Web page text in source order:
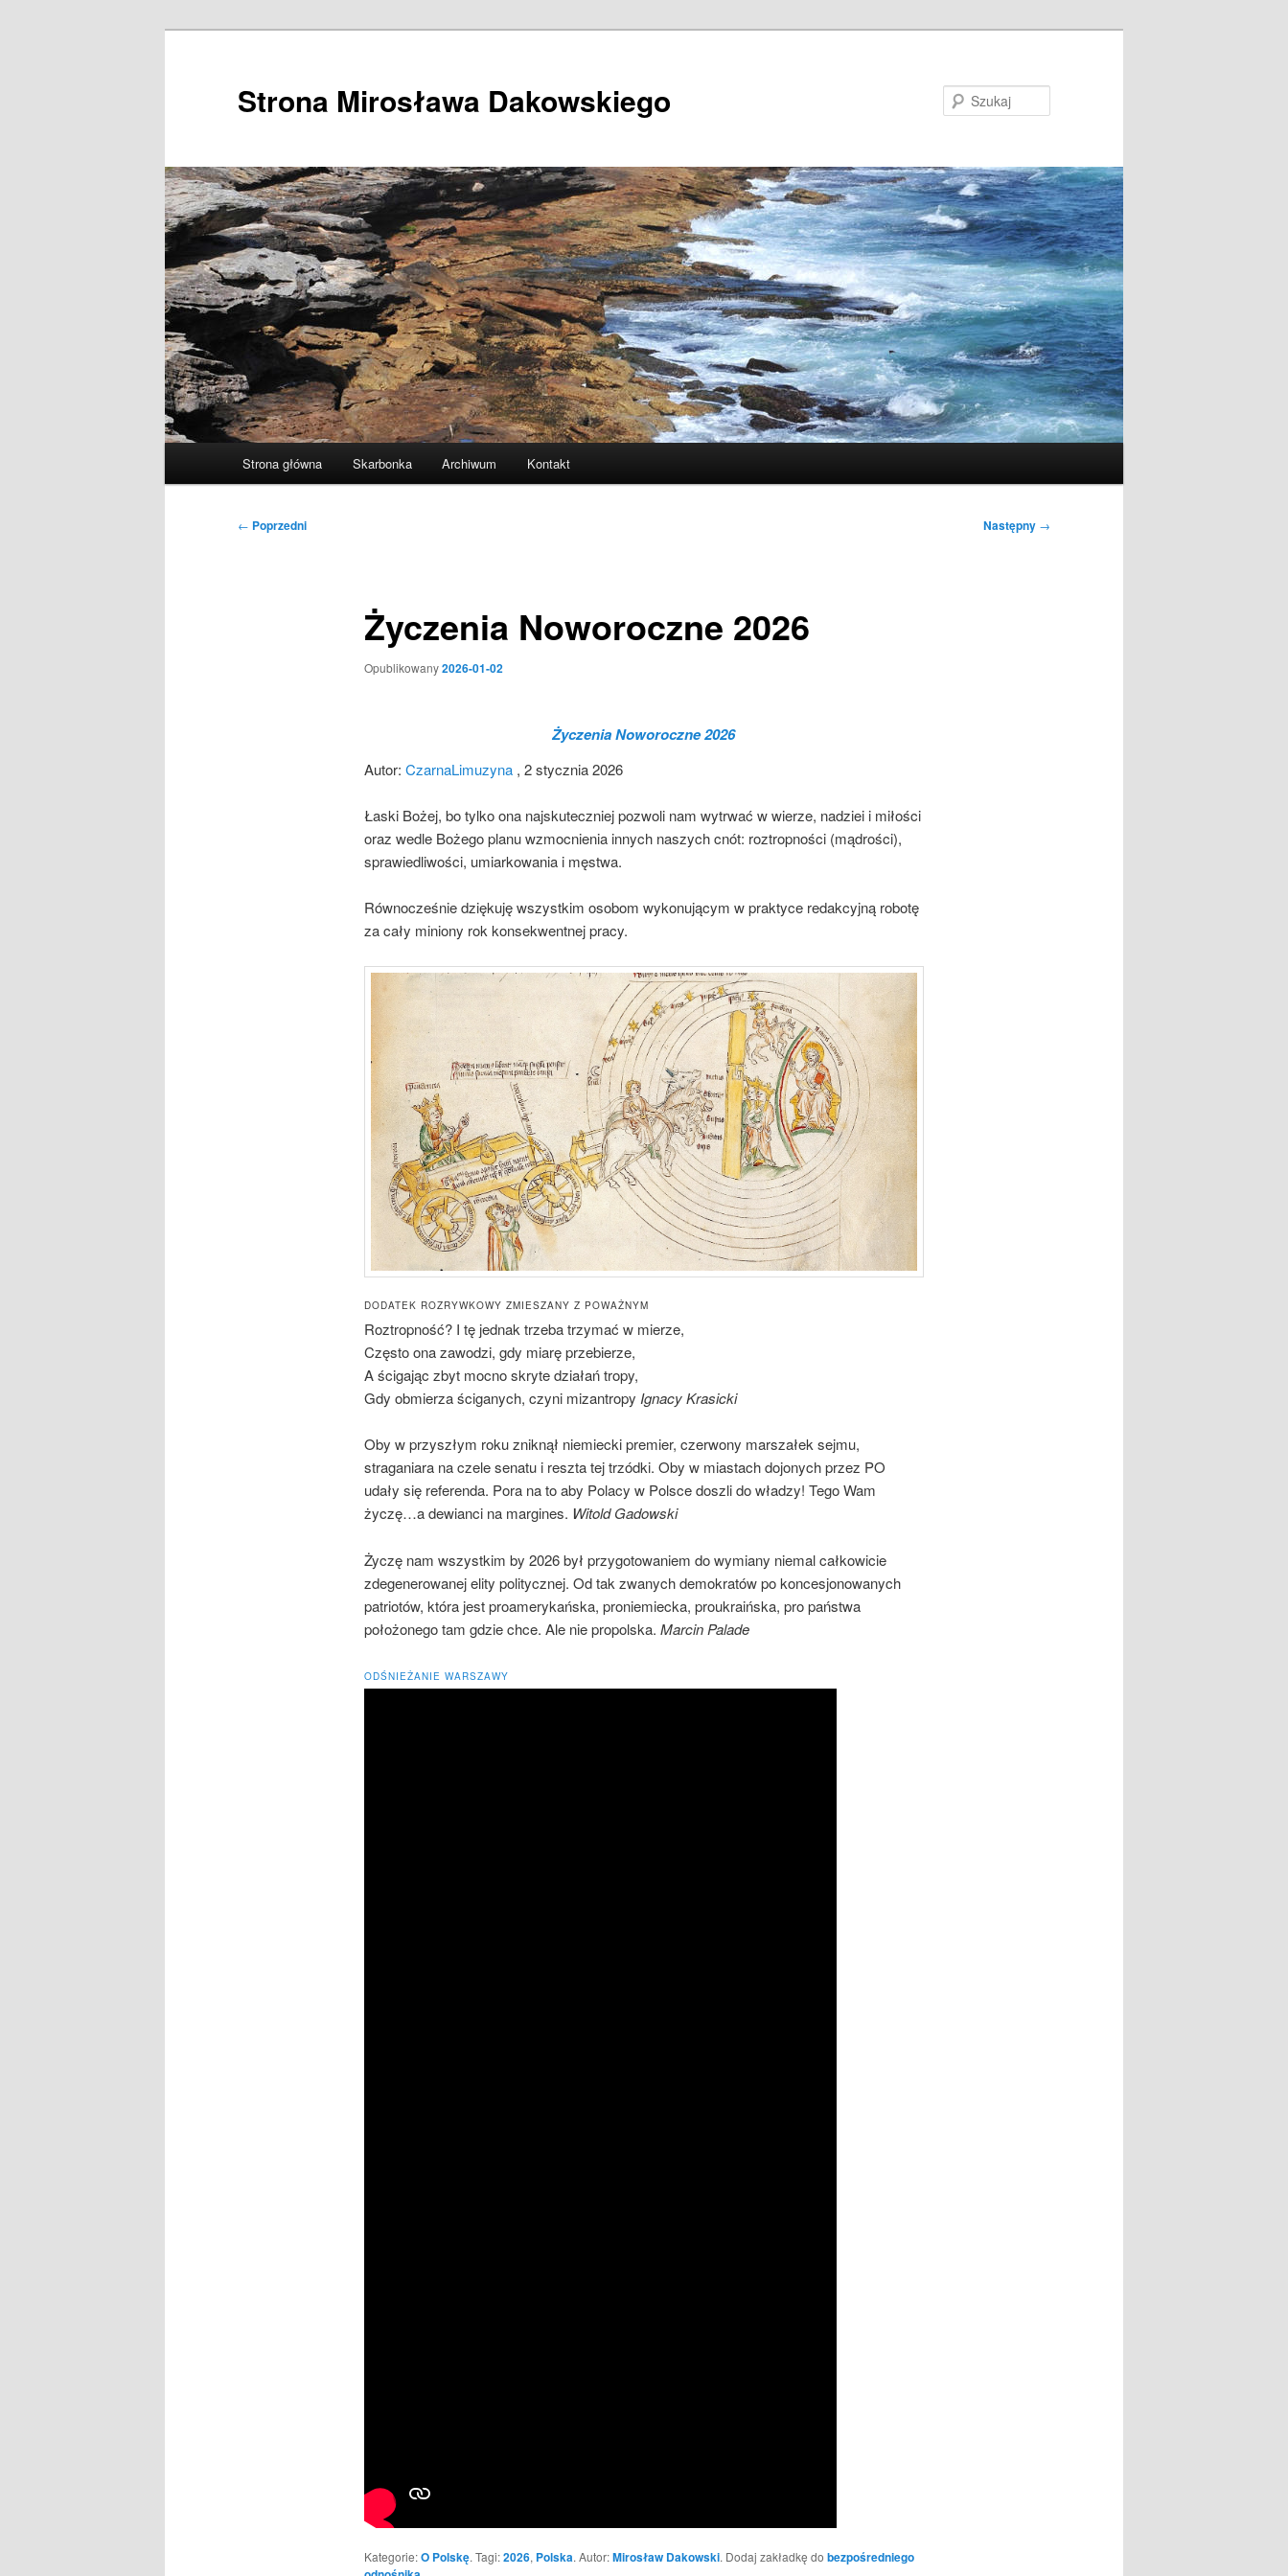
Strona Mirosława Dakowskiego
Strona główna Skarbonka Archiwum Kontakt
Nawigacja
← Poprzedni Następny →
Życzenia Noworoczne 2026
Opublikowany2026-01-02
Życzenia Noworoczne 2026
Autor: CzarnaLimuzyna, 2 stycznia 2026
Łaski Bożej, bo tylko ona najskuteczniej pozwoli nam wytrwać w wierze, nadziei i miłości
oraz wedle Bożego planu wzmocnienia innych naszych cnót: roztropności (mądrości),
sprawiedliwości, umiarkowania i męstwa.
Równocześnie dziękuję wszystkim osobom wykonującym w praktyce redakcyjną robotę
za cały miniony rok konsekwentnej pracy.
DODATEK ROZRYWKOWY ZMIESZANY Z POWAŻNYM
Roztropność? I tę jednak trzeba trzymać w mierze,
Często ona zawodzi, gdy miarę przebierze,
A ścigając zbyt mocno skryte działań tropy,
Gdy obmierza ściganych, czyni mizantropy Ignacy Krasicki
Oby w przyszłym roku zniknął niemiecki premier, czerwony marszałek sejmu,
straganiara na czele senatu i reszta tej trzódki. Oby w miastach dojonych przez PO
udały się referenda. Pora na to aby Polacy w Polsce doszli do władzy! Tego Wam
życzę…a dewianci na margines. Witold Gadowski
Życzę nam wszystkim by 2026 był przygotowaniem do wymiany niemal całkowicie
zdegenerowanej elity politycznej. Od tak zwanych demokratów po koncesjonowanych
patriotów, która jest proamerykańska, proniemiecka, proukraińska, pro państwa
położonego tam gdzie chce. Ale nie propolska. Marcin Palade
ODŚNIEŻANIE WARSZAWY
Kategorie:O Polskę. Tagi:2026, Polska. Autor:Mirosław Dakowski. Dodaj zakładkę do bezpośredniego